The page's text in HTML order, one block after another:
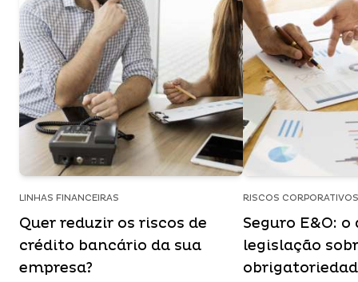
LINHAS FINANCEIRAS
Quer reduzir os riscos de
crédito bancário da sua
empresa?
RISCOS CORPORATIVOS
Seguro E&O: o
legislação